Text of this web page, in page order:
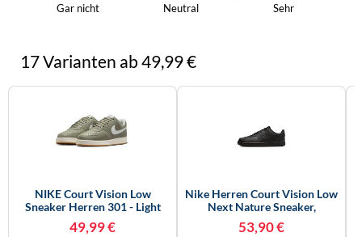
Gar nicht Neutral Sehr
17 Varianten ab 49,99 €
NIKE Court Vision Low
Sneaker Herren 301 - Light
Army/light Silver-Sail 44.5
49,99 €
Nike Herren Court Vision Low
Next Nature Sneaker,
Schwarz, 44.5 EU
53,90 €